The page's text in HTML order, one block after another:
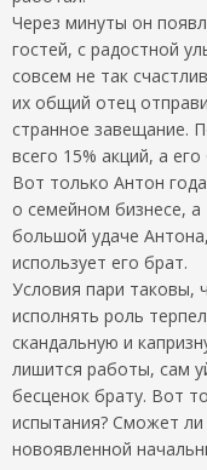
Через минуты он
гостей, с радостной
совсем не так
их общий отец
странное завещание.
всего 15% акций, а
Вот только Антон
о семейном бизнесе,
большой удаче
использует его брат.
Условия пари таковы,
исполнять роль
скандальную и
лишится работы, сам
бесценок брату. Вот
испытания? Сможет ли
новоявленной